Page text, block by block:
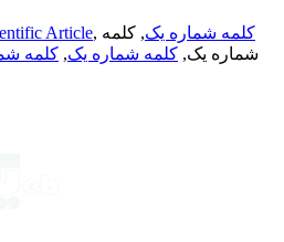
Article, کلمه شماره یک, کلمه
شماره یک, کلمه شماره یک, کلمه